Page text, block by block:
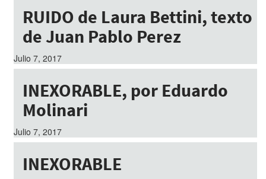
RUIDO de Laura Bettini, texto
de Juan Pablo Perez
Julio 7, 2017
INEXORABLE, por Eduardo
Molinari
Julio 7, 2017
INEXORABLE